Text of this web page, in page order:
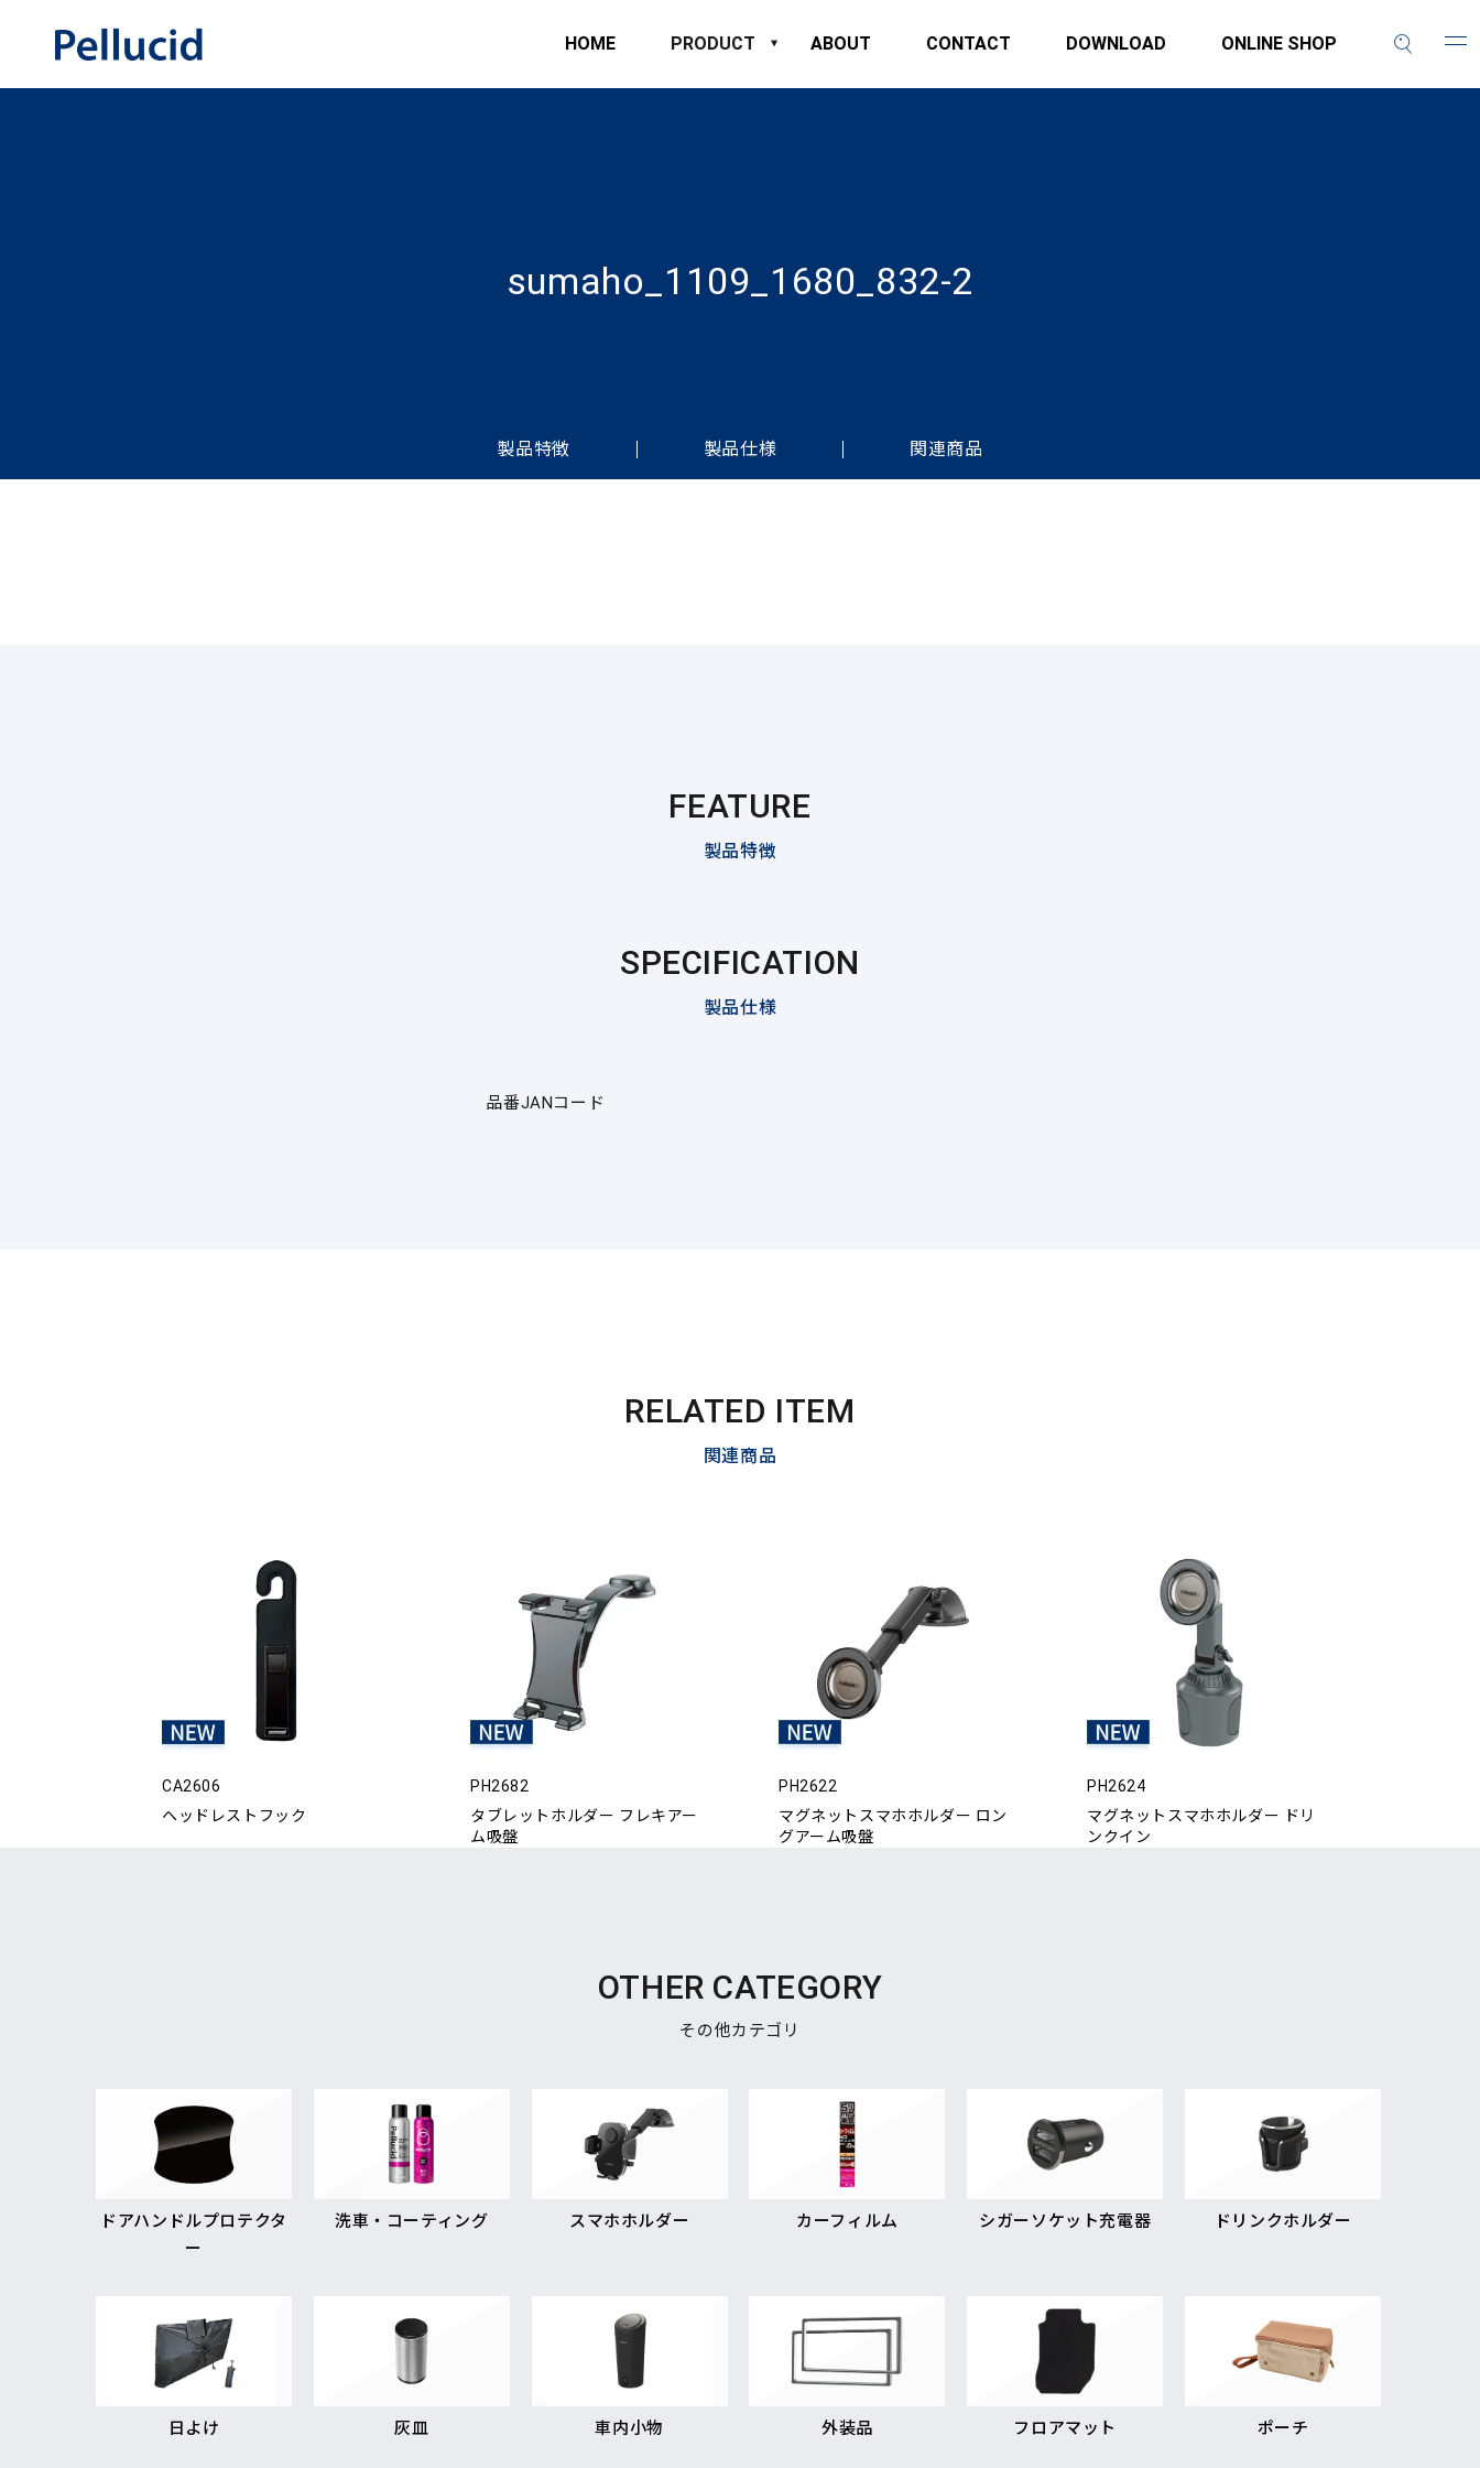
HOME PRODUCT ABOUT CONTACT DOWNLOAD ONLINE SHOP
sumaho_1109_1680_832-2
製品特徴 製品仕様 関連商品
FEATURE
製品特徴
SPECIFICATION
製品仕様
品番JANコード
RELATED ITEM
関連商品
CA2606
ヘッドレストフック
PH2682
タブレットホルダー フレキアー
ム吸盤
PH2622
マグネットスマホホルダー ロン
グアーム吸盤
PH2624
マグネットスマホホルダー ドリ
ンクイン
OTHER CATEGORY
その他カテゴリ
ドアハンドルプロテクタ
ー
洗車・コーティング スマホホルダー カーフィルム シガーソケット充電器 ドリンクホルダー
日よけ 灰皿 車内小物 外装品 フロアマット ポーチ